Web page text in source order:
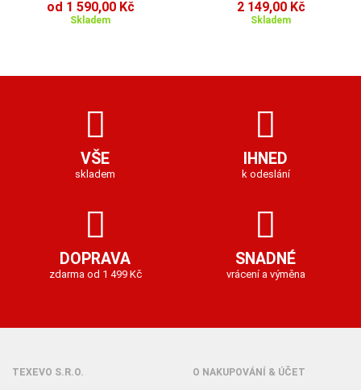
od 1 590,00 Kč
Skladem
2 149,00 Kč
Skladem
VŠE
skladem
IHNED
k odeslání
DOPRAVA
zdarma od 1 499 Kč
SNADNÉ
vrácení a výměna
TEXEVO S.R.O. O NAKUPOVÁNÍ & ÚČET